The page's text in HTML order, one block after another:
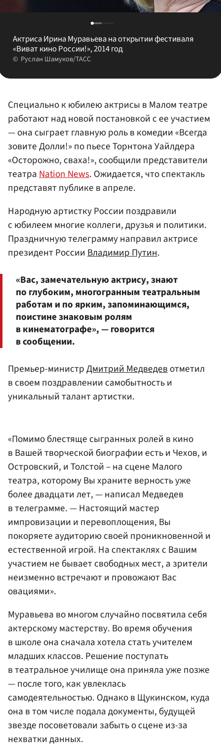
Актриса Ирина Муравьева на открытии фестиваля
«Виват кино России!», 2014 год
Руслан Шамуков/ТАСС
Специально к юбилею актрисы в Малом театре
работают над новой постановкой с ее участием
— она сыграет главную роль в комедии «Всегда
зовите Долли!» по пьесе Торнтона Уайлдера
«Осторожно, сваха!», сообщили представители
театра Nation News. Ожидается, что спектакль
представят публике в апреле.
Народную артистку России поздравили
с юбилеем многие коллеги, друзья и политики.
Праздничную телеграмму направил актрисе
президент РоссииВладимир Путин.
«Вас, замечательную актрису, знают
по глубоким, многогранным театральным
работам и по ярким, запоминающимся,
поистине знаковым ролям
в кинематографе», — говорится
в сообщении.
Премьер-министрДмитрий Медведевотметил
в своем поздравлении самобытность и
уникальный талант артистки.
«Помимо блестяще сыгранных ролей в кино
в Вашей творческой биографии есть и Чехов, и
Островский, и Толстой – на сцене Малого
театра, которому Вы храните верность уже
более двадцати лет, — написал Медведев
в телеграмме. — Настоящий мастер
импровизации и перевоплощения, Вы
покоряете аудиторию своей проникновенной и
естественной игрой. На спектаклях с Вашим
участием не бывает свободных мест, а зрители
неизменно встречают и провожают Вас
овациями».
Муравьева во многом случайно посвятила себя
актерскому мастерству. Во время обучения
в школе она сначала хотела стать учителем
младших классов. Решение поступать
в театральное училище она приняла уже позже
— после того, как увлеклась
самодеятельностью. Однако в Щукинском, куда
она в том числе подала документы, будущей
звезде посоветовали забыть о сцене из-за
нехватки данных.